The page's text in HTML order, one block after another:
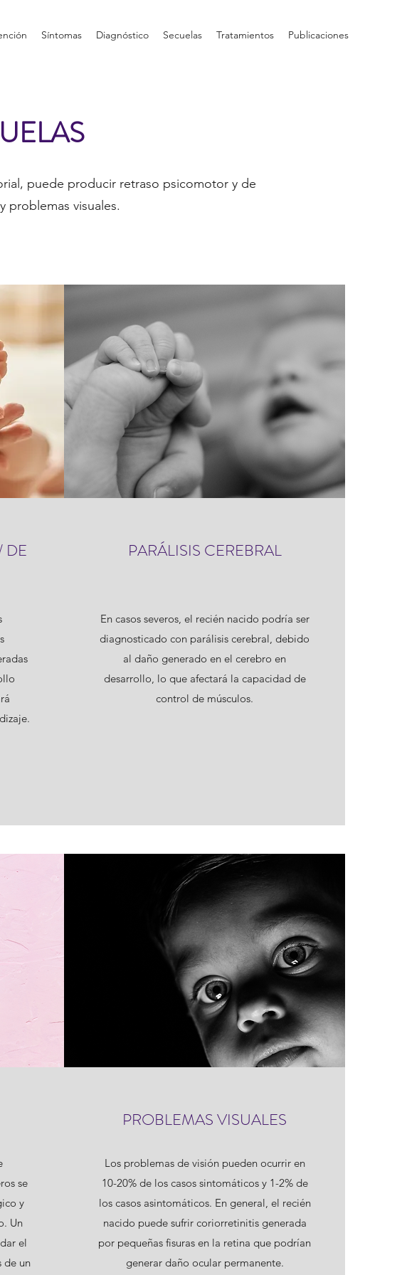
Síntomas Diagnóstico Secuelas Tratamientos Publicaciones
puede producir retraso psicomotor y de
problemas visuales.
DE
PARÁLISIS CEREBRAL
En casos severos, el recién nacido podría ser
diagnosticado con parálisis cerebral, debido
al daño generado en el cerebro en
desarrollo, lo que afectará la capacidad de
control de músculos.
se
y
Un
el
de un
PROBLEMAS VISUALES
Los problemas de visión pueden ocurrir en
10-20% de los casos sintomáticos y 1-2% de
los casos asintomáticos. En general, el recién
nacido puede sufrir coriorretinitis generada
por pequeñas fisuras en la retina que podrían
generar daño ocular permanente.